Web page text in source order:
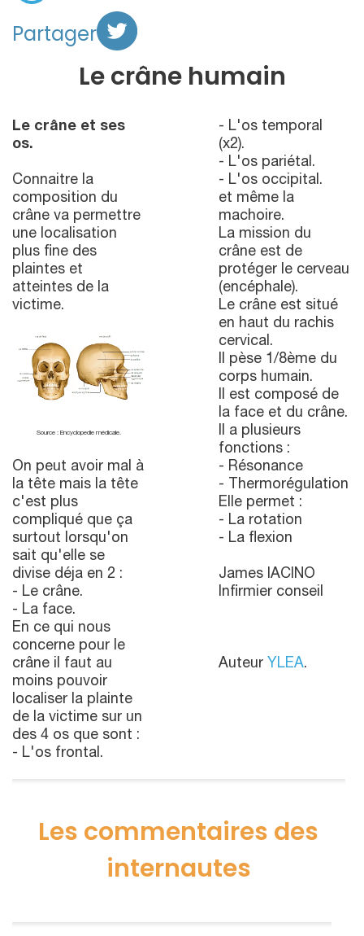
Partager
Le crâne humain
Le crâne et ses
os.
Connaitre la
composition du
crâne va permettre
une localisation
plus fine des
plaintes et
atteintes de la
victime.
Source : Encyclopedie médicale.
On peut avoir mal à
la tête mais la tête
c'est plus
compliqué que ça
surtout lorsqu'on
sait qu'elle se
divise déja en 2 :
- Le crâne.
- La face.
En ce qui nous
concerne pour le
crâne il faut au
moins pouvoir
localiser la plainte
de la victime sur un
des 4 os que sont :
- L'os frontal.
- L'os temporal
(x2).
- L'os pariétal.
- L'os occipital.
et même la
machoire.
La mission du
crâne est de
protéger le cerveau
(encéphale).
Le crâne est situé
en haut du rachis
cervical.
Il pèse 1/8ème du
corps humain.
Il est composé de
la face et du crâne.
Il a plusieurs
fonctions :
- Résonance
- Thermorégulation
Elle permet :
- La rotation
- La flexion
James IACINO
Infirmier conseil
Auteur YLEA.
Les commentaires des
internautes